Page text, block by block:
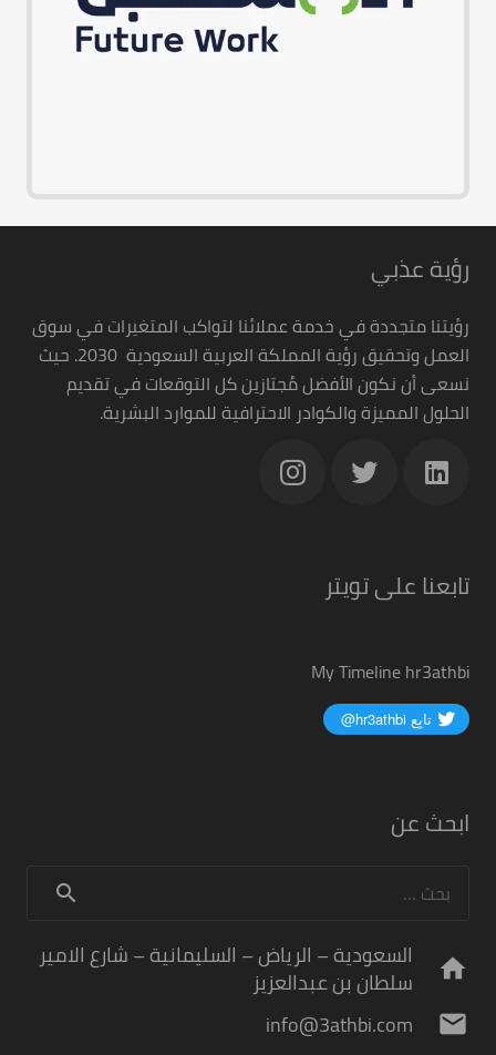
رؤية عذبي
رؤيتنا متجددة في خدمة عملائنا لتواكب المتغيرات في سوق
العمل وتحقيق رؤية المملكة العربية السعودية 2030. حيث
نسعى أن نكون الأفضل مُجتازين كل التوقعات في تقديم
الحلول المميزة والكوادر الاحترافية للموارد البشرية.
تابعنا على تويتر
My Timeline hr3athbi
ابحث عن
عن:
home السعودية – الرياض – السليمانية – شارع الامير
سلطان بن عبدالعزيز
mail
info@3athbi.com